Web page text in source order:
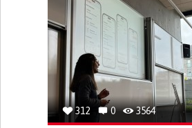
CAREGIVER SUPPORT
UNITED STATES
312 0 3564